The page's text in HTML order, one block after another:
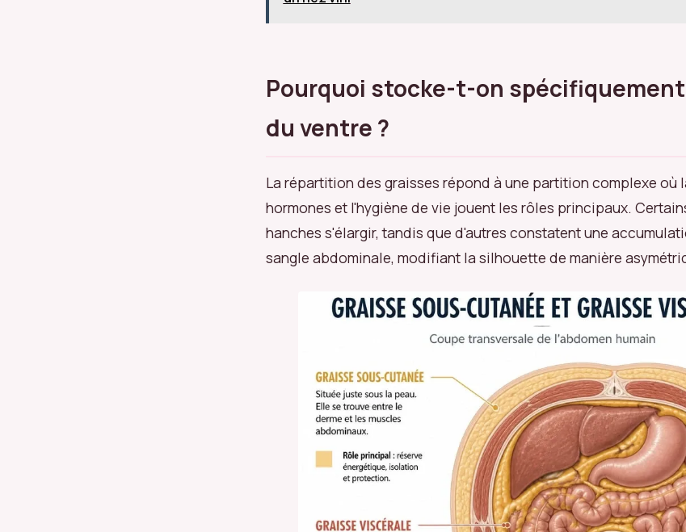
Pourquoi stocke-t-on spécifiquement
du ventre ?
La répartition des graisses répond à une partition complexe où
hormones et l'hygiène de vie jouent les rôles principaux.
hanches s'élargir, tandis que d'autres constatent une
sangle abdominale, modifiant la silhouette de manière